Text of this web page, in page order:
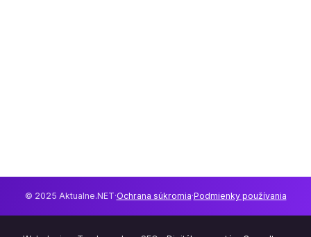
© 2025 Aktualne.NET·Ochrana súkromia·Podmienky používania